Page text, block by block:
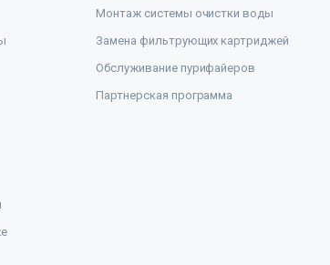
Монтаж системы очистки воды
Замена фильтрующих картриджей
Обслуживание пурифайеров
Партнерская программа